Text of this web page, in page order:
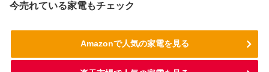
今売れている家電もチェック
Amazonで人気の家電を見る